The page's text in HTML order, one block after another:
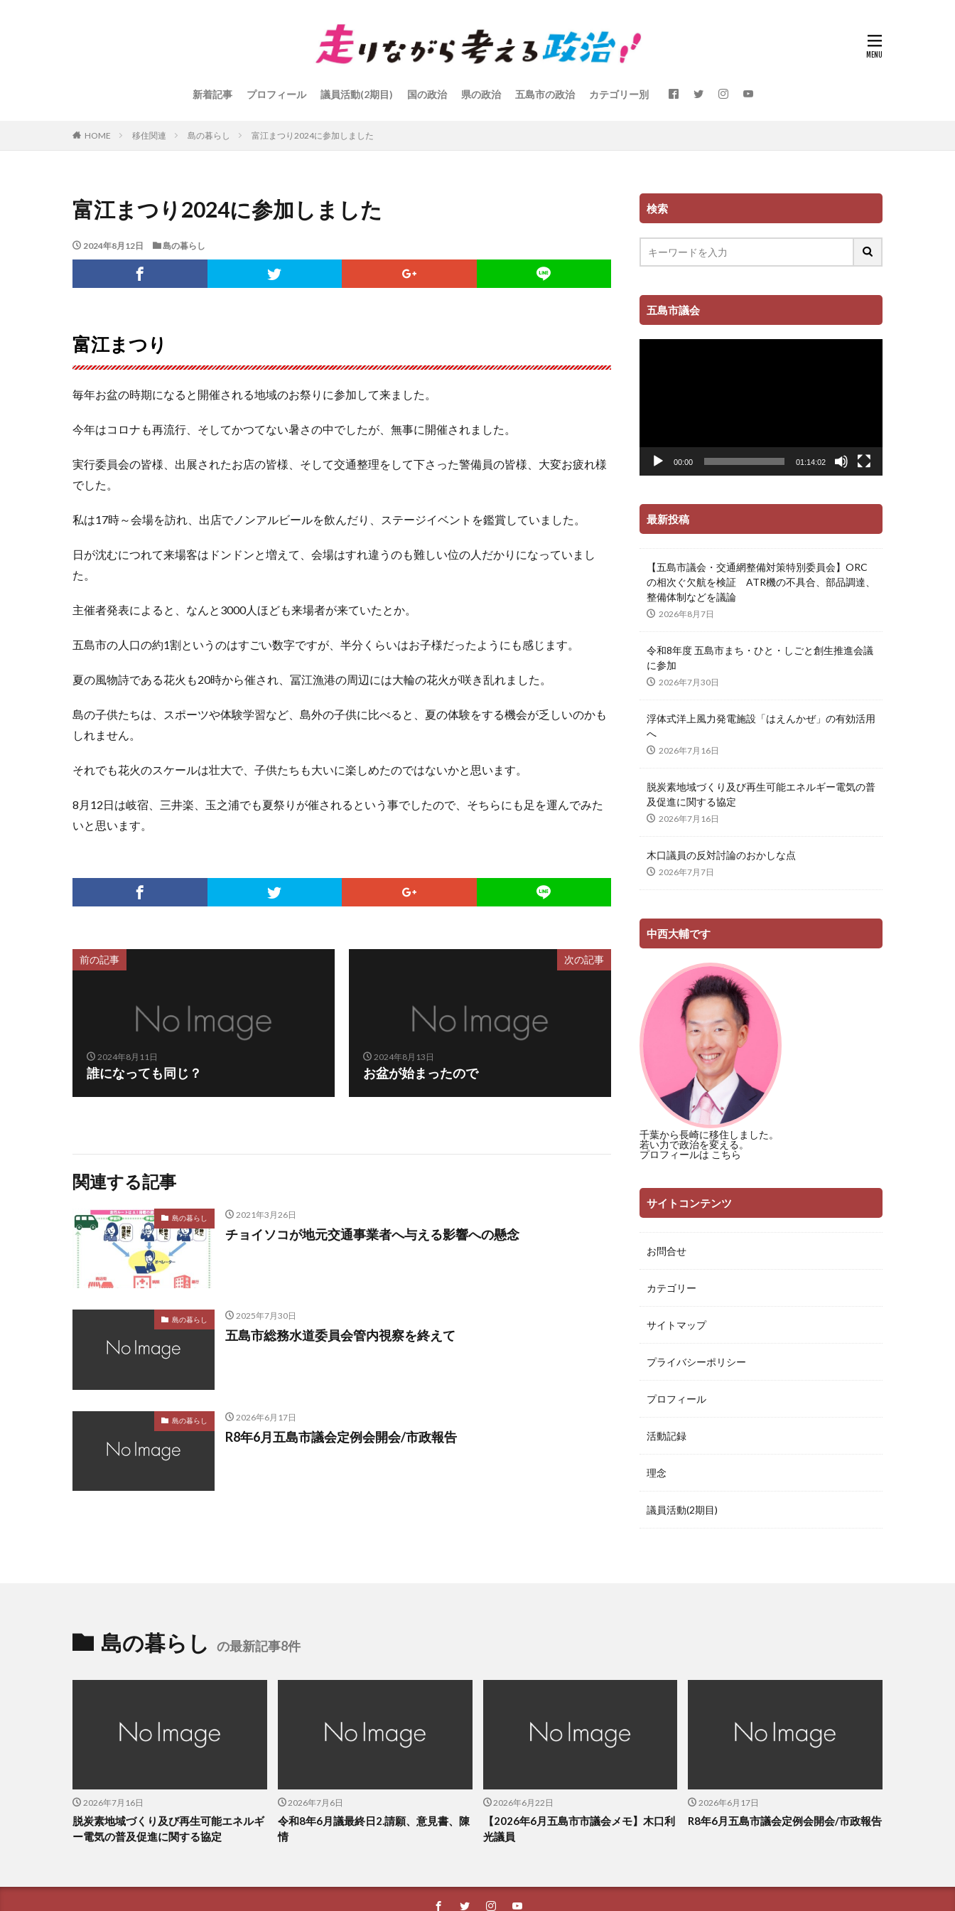
新着記事 プロフィール 議員活動(2期目) 国の政治 県の政治 五島市の政治 カテゴリー別
HOME 移住関連 島の暮らし 富江まつり2024に参加しました
富江まつり2024に参加しました
2024年8月12日 島の暮らし
富江まつり
毎年お盆の時期になると開催される地域のお祭りに参加して来ました。
今年はコロナも再流行、そしてかつてない暑さの中でしたが、無事に開催されました。
実行委員会の皆様、出展されたお店の皆様、そして交通整理をして下さった警備員の皆様、大変お疲れ様
でした。
私は17時～会場を訪れ、出店でノンアルビールを飲んだり、ステージイベントを鑑賞していました。
日が沈むにつれて来場客はドンドンと増えて、会場はすれ違うのも難しい位の人だかりになっていまし
た。
主催者発表によると、なんと3000人ほども来場者が来ていたとか。
五島市の人口の約1割というのはすごい数字ですが、半分くらいはお子様だったようにも感じます。
夏の風物詩である花火も20時から催され、冨江漁港の周辺には大輪の花火が咲き乱れました。
島の子供たちは、スポーツや体験学習など、島外の子供に比べると、夏の体験をする機会が乏しいのかも
しれません。
それでも花火のスケールは壮大で、子供たちも大いに楽しめたのではないかと思います。
8月12日は岐宿、三井楽、玉之浦でも夏祭りが催されるという事でしたので、そちらにも足を運んでみた
いと思います。
前の記事
2024年8月11日
誰になっても同じ？
次の記事
2024年8月13日
お盆が始まったので
関連する記事
島の暮らし 2021年3月26日
チョイソコが地元交通事業者へ与える影響への懸念
島の暮らし 2025年7月30日
五島市総務水道委員会管内視察を終えて
島の暮らし 2026年6月17日
R8年6月五島市議会定例会開会/市政報告
検索
五島市議会
動
00:00 01:14:02
最新投稿
【五島市議会・交通網整備対策特別委員会】ORC
の相次ぐ欠航を検証 ATR機の不具合、部品調達、
整備体制などを議論
2026年8月7日
令和8年度 五島市まち・ひと・しごと創生推進会議
に参加
2026年7月30日
浮体式洋上風力発電施設「はえんかぜ」の有効活用
へ
2026年7月16日
脱炭素地域づくり及び再生可能エネルギー電気の普
及促進に関する協定
2026年7月16日
木口議員の反対討論のおかしな点
2026年7月7日
中西大輔です
千葉から長崎に移住しました。
若い力で政治を変える。
プロフィールは こちら
サイトコンテンツ
お問合せ
カテゴリー
サイトマップ
プライバシーポリシー
プロフィール
活動記録
理念
議員活動(2期目)
島の暮らし の最新記事8件
2026年7月16日
脱炭素地域づくり及び再生可能エネルギ
ー電気の普及促進に関する協定
2026年7月6日
令和8年6月議最終日2.請願、意見書、陳
情
2026年6月22日
【2026年6月五島市市議会メモ】木口利
光議員
2026年6月17日
R8年6月五島市議会定例会開会/市政報告